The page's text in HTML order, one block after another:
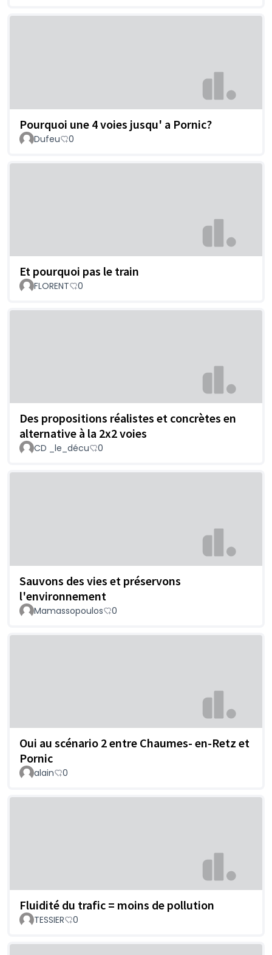
Pourquoi une 4 voies jusqu' a Pornic?
Dufeu 0
Et pourquoi pas le train
FLORENT 0
Des propositions réalistes et concrètes en
alternative à la 2x2 voies
CD _le_décu 0
Sauvons des vies et préservons
l'environnement
Mamassopoulos 0
Oui au scénario 2 entre Chaumes- en-Retz et
Pornic
alain 0
Fluidité du trafic = moins de pollution
TESSIER 0